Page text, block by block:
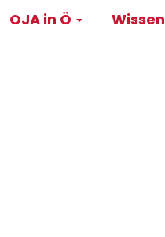
OJA in Ö Wissen